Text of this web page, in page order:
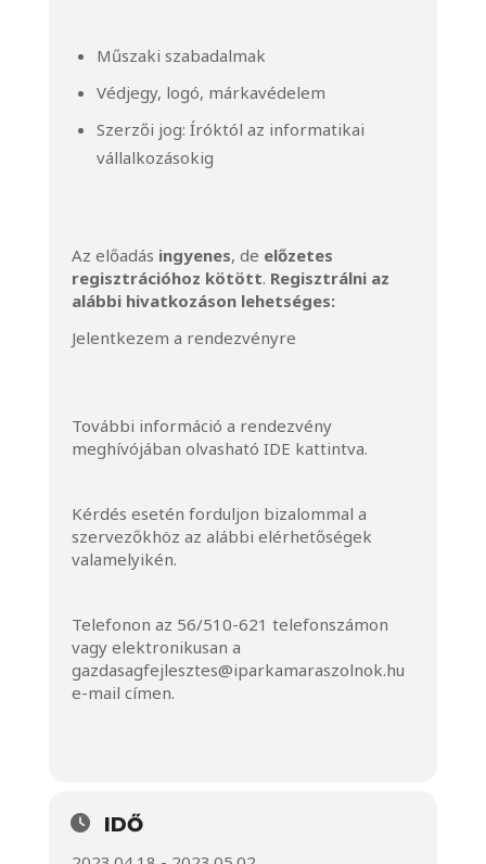
Műszaki szabadalmak
Védjegy, logó, márkavédelem
Szerzői jog: Íróktól az informatikai
vállalkozásokig
Az előadás ingyenes, de előzetes
regisztrációhoz kötött. Regisztrálni az
alábbi hivatkozáson lehetséges:
Jelentkezem a rendezvényre
További információ a rendezvény
meghívójában olvasható IDE kattintva.
Kérdés esetén forduljon bizalommal a
szervezőkhöz az alábbi elérhetőségek
valamelyikén.
Telefonon az 56/510-621 telefonszámon
vagy elektronikusan a
gazdasagfejlesztes@iparkamaraszolnok.hu
e-mail címen.
IDŐ